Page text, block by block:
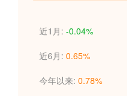
近1月: -0.04%
近6月: 0.65%
今年以来: 0.78%